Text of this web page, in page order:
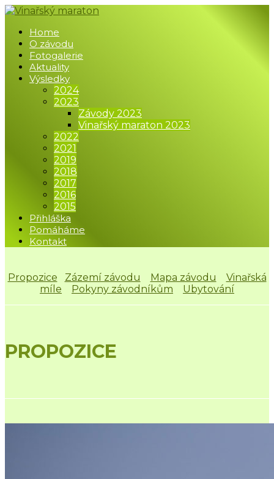
Home
O závodu
Fotogalerie
Aktuality
Výsledky
2024
2023
Závody 2023
Vinařský maraton 2023
2022
2021
2019
2018
2017
2016
2015
Přihláška
Pomáháme
Kontakt
Propozice Zázemí závodu Mapa závodu
Vinařská
míle
Pokyny závodníkům Ubytování
PROPOZICE